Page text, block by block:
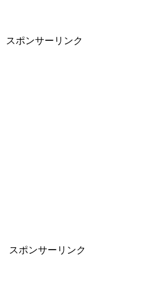
スポンサーリンク
スポンサーリンク